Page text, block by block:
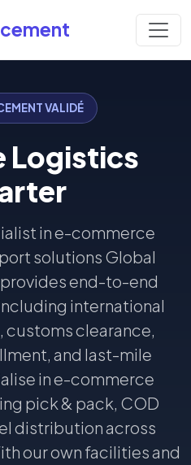
VALIDÉ
Logistics
in e-commerce
solutions Global
end-to-end
international
clearance,
and last-mile
in e-commerce
pick & pack, COD
distribution across
our own facilities and